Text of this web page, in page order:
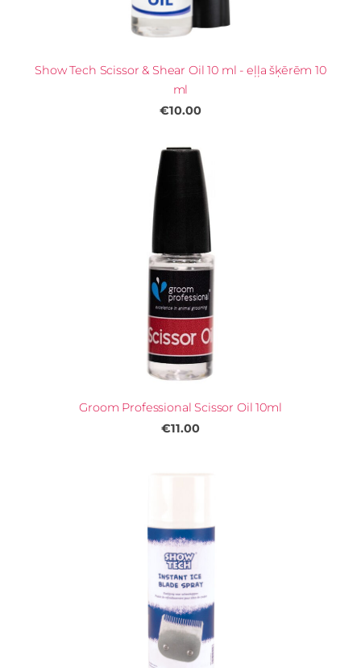
Show Tech Scissor & Shear Oil 10 ml - eļļa šķērēm 10
ml
€10.00
Groom Professional Scissor Oil 10ml
€11.00